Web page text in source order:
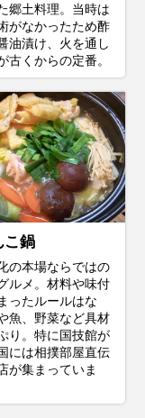
郷土料理。当時は
がなかったため酢
油漬け、火を通し
古くからの定番。
こ鍋
の本場ならではの
ルメ。材料や味付
ったルールはな
魚、野菜など具材
り。特に国技館が
には相撲部屋直伝
が集まっていま